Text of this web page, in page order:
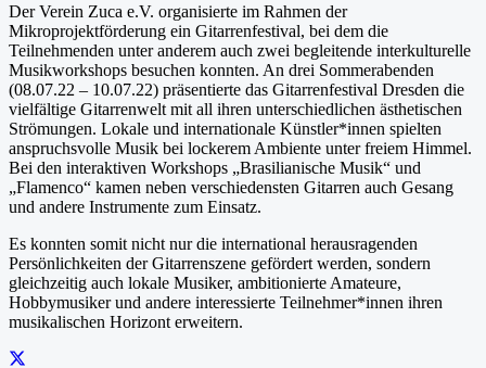
Der Verein Zuca e.V. organisierte im Rahmen der
Mikroprojektförderung ein Gitarrenfestival, bei dem die
Teilnehmenden unter anderem auch zwei begleitende interkulturelle
Musikworkshops besuchen konnten. An drei Sommerabenden
(08.07.22 – 10.07.22) präsentierte das Gitarrenfestival Dresden die
vielfältige Gitarrenwelt mit all ihren unterschiedlichen ästhetischen
Strömungen. Lokale und internationale Künstler*innen spielten
anspruchsvolle Musik bei lockerem Ambiente unter freiem Himmel.
Bei den interaktiven Workshops „Brasilianische Musik“ und
„Flamenco“ kamen neben verschiedensten Gitarren auch Gesang
und andere Instrumente zum Einsatz.
Es konnten somit nicht nur die international herausragenden
Persönlichkeiten der Gitarrenszene gefördert werden, sondern
gleichzeitig auch lokale Musiker, ambitionierte Amateure,
Hobbymusiker und andere interessierte Teilnehmer*innen ihren
musikalischen Horizont erweitern.